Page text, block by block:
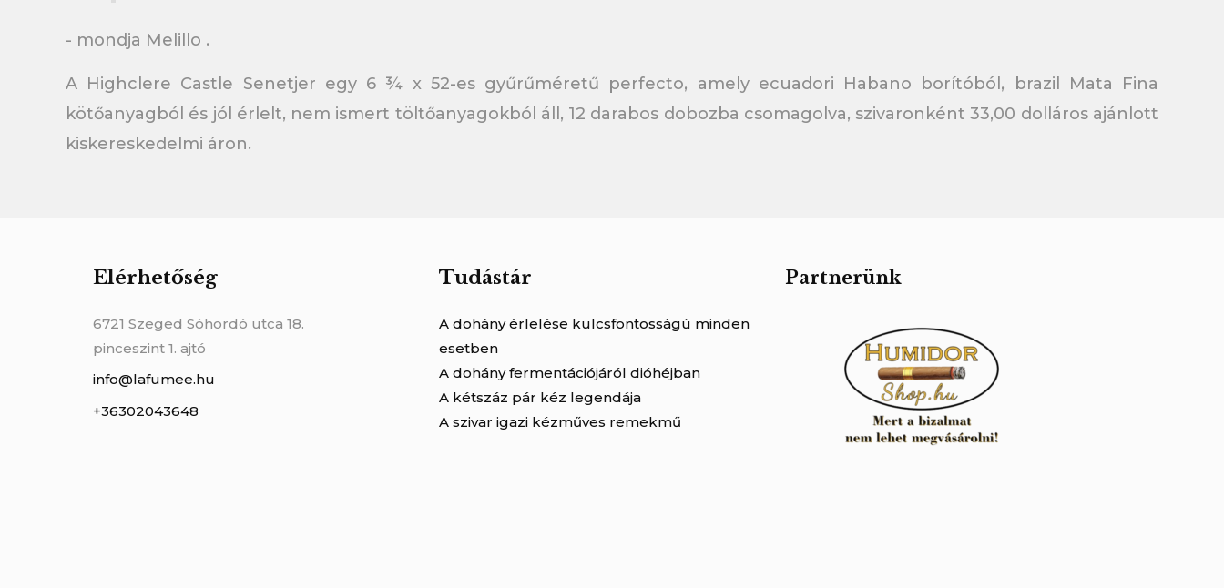
- mondja Melillo .
A Highclere Castle Senetjer egy 6 ¾ x 52-es gyűrűméretű perfecto, amely ecuadori Habano borítóból, brazil Mata Fina
kötőanyagból és jól érlelt, nem ismert töltőanyagokból áll, 12 darabos dobozba csomagolva, szivaronként 33,00 dolláros ajánlott
kiskereskedelmi áron.
Elérhetőség
6721 Szeged Sóhordó utca 18.
pinceszint 1. ajtó
info@lafumee.hu
+36302043648
Tudástár
A dohány érlelése kulcsfontosságú minden
esetben
A dohány fermentációjáról dióhéjban
A kétszáz pár kéz legendája
A szivar igazi kézműves remekmű
Partnerünk